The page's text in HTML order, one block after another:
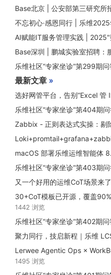
Base北京 | 公安部第三研究所
不忘初心·感恩同行 | 乐维
AI赋能IT服务管理实践 |
Base深圳 | 鹏城实验室招聘：
乐维社区“专家坐诊”第299期
最新文章 »
选好网管平台，告别“Excel 管
乐维社区“专家坐诊”第404期
Zabbix - 正则表达式实操：剔
macOS 部署乐维运维智能体
乐维社区“专家坐诊”第403期
又一个好用的运维CoT场景来
30+CoT模板已开源，覆盖
1442 浏览
乐维社区“专家坐诊”第402期
聚力同行，技启新程｜乐维
Lerwee Agentic Ops ×
1495 浏览